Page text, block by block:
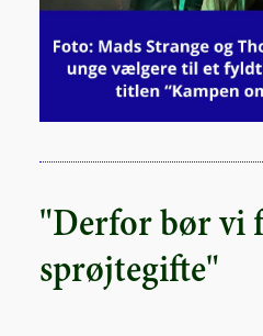
"Derfor bør vi
sprøjtegifte"